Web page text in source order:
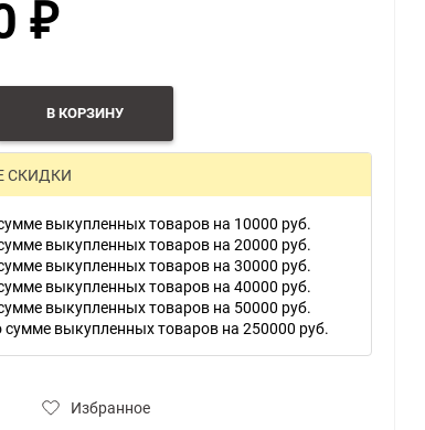
₽
В КОРЗИНУ
СКИДКИ
выкупленных товаров на 10000 руб.
выкупленных товаров на 20000 руб.
выкупленных товаров на 30000 руб.
выкупленных товаров на 40000 руб.
выкупленных товаров на 50000 руб.
сумме выкупленных товаров на 250000 руб.
Избранное